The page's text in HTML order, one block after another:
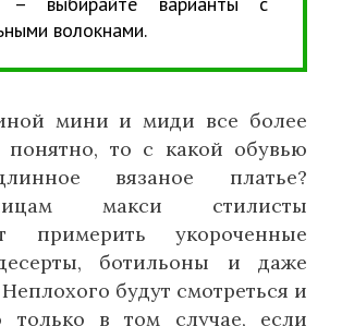
волокнами.
мини и миди все более
то с какой обувью
вязаное платье?
макси стилисты
примерить укороченные
ботильоны и даже
будут смотреться и
только в том случае, если